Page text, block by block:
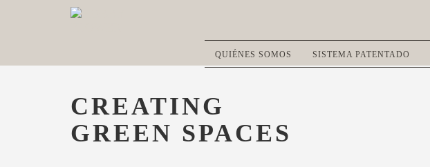
QUIÉNES SOMOS SISTEMA PATENTADO
CREATING
GREEN SPACES